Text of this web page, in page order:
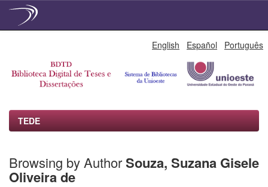
English Español Português
TEDE
Browsing by AuthorSouza, Suzana Gisele
Oliveira de